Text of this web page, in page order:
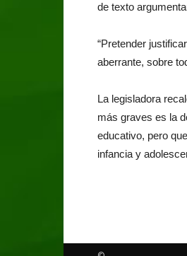
de texto
“Pretender
aberrante, sobre
La legisladora
más graves es la
educativo, pero
infancia y